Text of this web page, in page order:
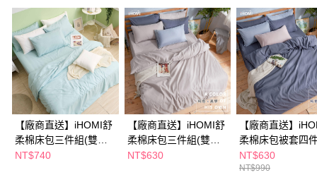
１．於結帳方式選擇「AFTEE先享後付」後，將跳轉至「AFTEE先享後付」
結帳頁面，進行簡訊認證並確認金額後，即可完成結帳。
２．訂單成立數日內，您將收到繳費通知簡訊。
３．收到繳費通知簡訊後14天內，點擊此簡訊中的連結，可透過四大超商／
ATM／網路銀行／等多元方式進行付款，方視為交易完成。
※ 請注意：結帳手續完成當下不需立刻繳費，但若您需要取消訂單，請聯絡
購買商品的店家。未經商家同意取消之訂單仍視為有效，需透過AFTEE先享
後付繳納相關費用。
※ 交易是否成功請以「AFTEE先享後付 」之結帳頁面顯示為準，若有關於
是否繳費成功／繳費後需取消欲退款等相關疑問，請聯繫「AFTEE先享後付
客戶支援中心」https://netprotections.freshdesk.com/support/home
【注意事項】
１．透過由恩沛科技股份有限公司提供之「AFTEE先享後付」服務完成之交
每筆NT$300
【廠商直送】iHOMI舒
柔棉床包三件組(雙人
加大)-多款任選
NT$740
【廠商直送】iHOMI舒
柔棉床包三件組(雙人)-
多色任選
NT$630
【廠商直送】
柔棉床包被套四
(雙人)-多款任選
NT$630
NT$990